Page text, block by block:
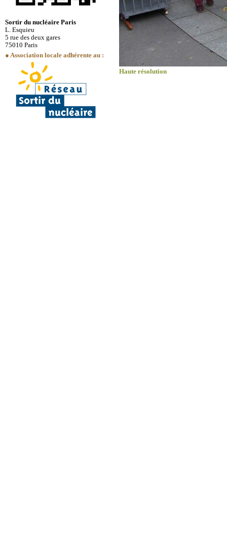
Sortir du nucléaire Paris
L. Esquieu
5 rue des deux gares
75010 Paris
● Association locale adhérente au :
Haute résolution